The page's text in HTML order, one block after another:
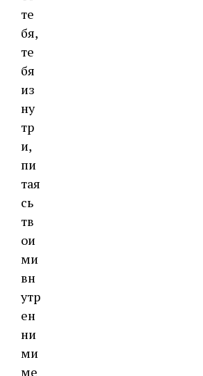
те
бя,
те
бя
из
ну
тр
и,
пи
тая
сь
тв
ои
ми
вн
утр
ен
ни
ми
ме